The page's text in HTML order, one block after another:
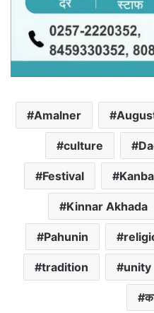
Amalner
culture
Festival
Kinnar Akhada
Pahunin
tradition unity